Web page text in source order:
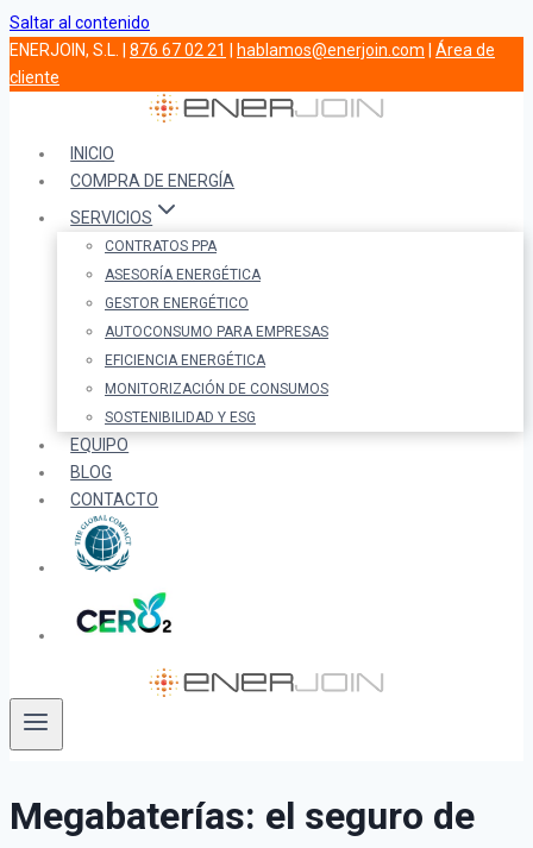
Saltar al contenido
ENERJOIN, S.L. | 876 67 02 21 hablamos@enerjoin.com
Área de
cliente
INICIO
COMPRA DE ENERGÍA
SERVICIOS
CONTRATOS PPA
ASESORÍA ENERGÉTICA
GESTOR ENERGÉTICO
AUTOCONSUMO PARA EMPRESAS
EFICIENCIA ENERGÉTICA
MONITORIZACIÓN DE CONSUMOS
SOSTENIBILIDAD Y ESG
EQUIPO
BLOG
CONTACTO
Megabaterías: el seguro de